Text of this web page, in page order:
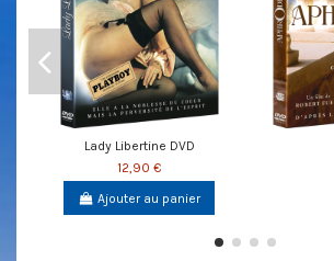
Lady Libertine DVD
12,90 €
Ajouter au panier